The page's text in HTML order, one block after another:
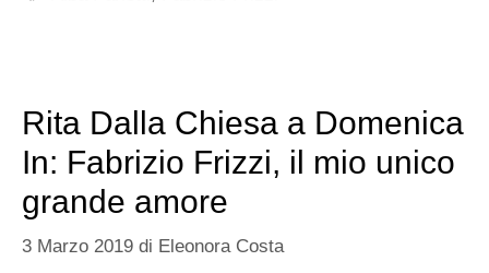
Rita Dalla Chiesa a Domenica
In: Fabrizio Frizzi, il mio unico
grande amore
3 Marzo 2019 di Eleonora Costa